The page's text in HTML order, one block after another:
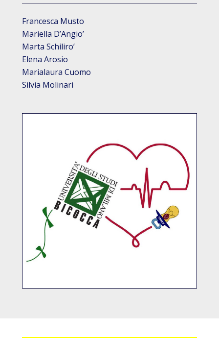
Francesca Musto
Mariella D’Angio’
Marta Schiliro’
Elena Arosio
Marialaura Cuomo
Silvia Molinari